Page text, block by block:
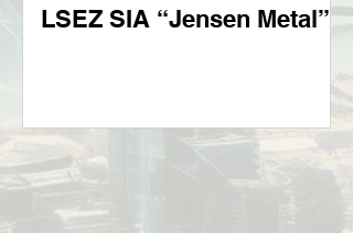
LSEZ SIA “Jensen Metal”